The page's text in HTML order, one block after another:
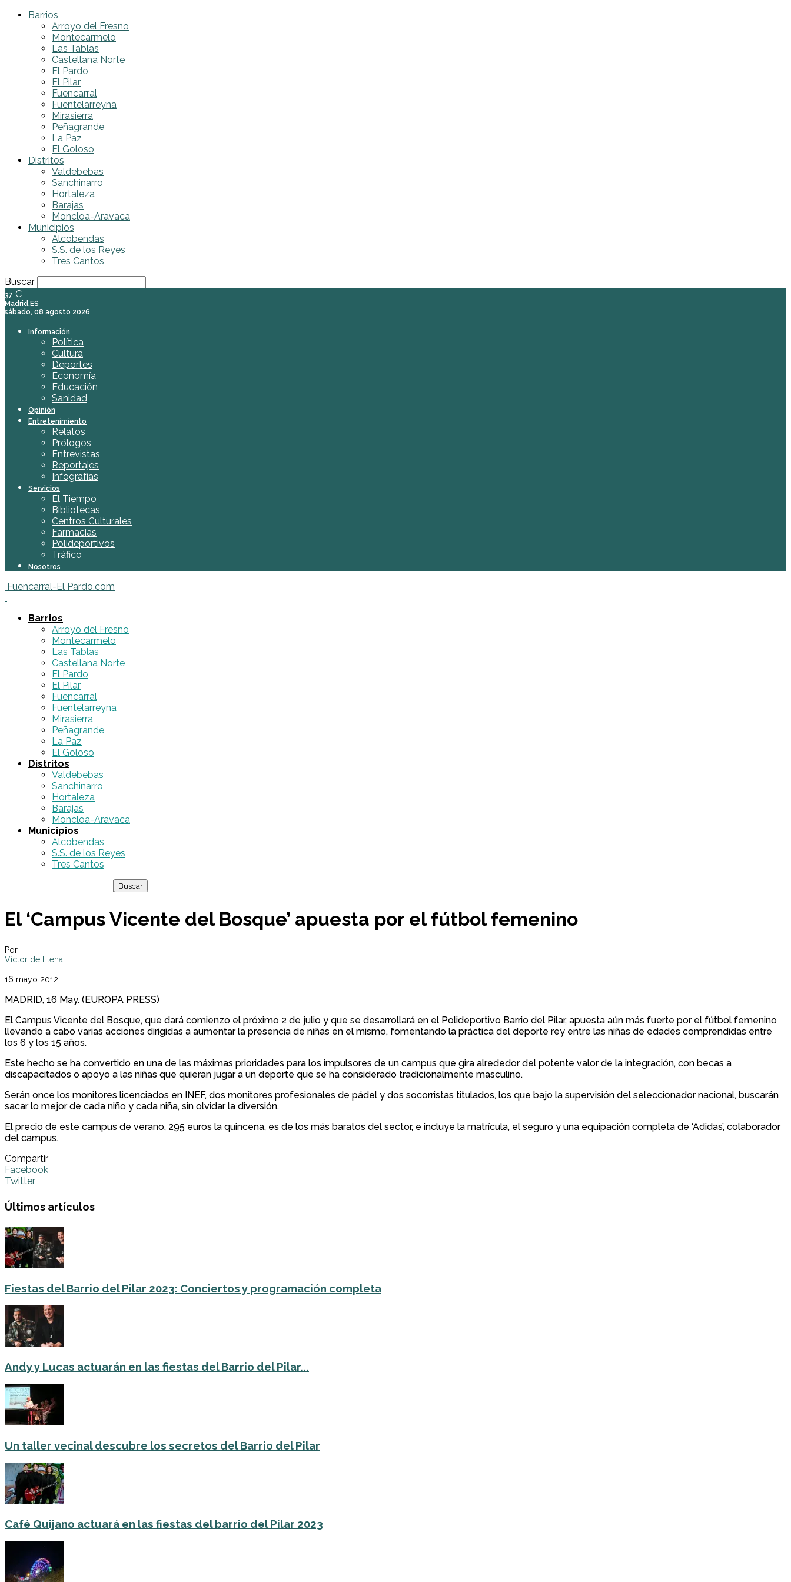
Barrios
Arroyo del Fresno
Montecarmelo
Las Tablas
Castellana Norte
El Pardo
El Pilar
Fuencarral
Fuentelarreyna
Mirasierra
Peñagrande
La Paz
El Goloso
Distritos
Valdebebas
Sanchinarro
Hortaleza
Barajas
Moncloa-Aravaca
Municipios
Alcobendas
S.S. de los Reyes
Tres Cantos
Buscar
37 C
Madrid,ES
sábado, 08 agosto 2026
Información
Política
Cultura
Deportes
Economía
Educación
Sanidad
Opinión
Entretenimiento
Relatos
Prólogos
Entrevistas
Reportajes
Infografías
Servicios
El Tiempo
Bibliotecas
Centros Culturales
Farmacias
Polideportivos
Tráfico
Nosotros
Fuencarral-El Pardo.com
Barrios
Arroyo del Fresno
Montecarmelo
Las Tablas
Castellana Norte
El Pardo
El Pilar
Fuencarral
Fuentelarreyna
Mirasierra
Peñagrande
La Paz
El Goloso
Distritos
Valdebebas
Sanchinarro
Hortaleza
Barajas
Moncloa-Aravaca
Municipios
Alcobendas
S.S. de los Reyes
Tres Cantos
El ‘Campus Vicente del Bosque’ apuesta por el fútbol femenino
Por
Víctor de Elena
-
16 mayo 2012
MADRID, 16 May. (EUROPA PRESS)
El Campus Vicente del Bosque, que dará comienzo el próximo 2 de julio y que se desarrollará en el Polideportivo Barrio del Pilar, apuesta aún más fuerte por el fútbol femenino
llevando a cabo varias acciones dirigidas a aumentar la presencia de niñas en el mismo, fomentando la práctica del deporte rey entre las niñas de edades comprendidas entre
los 6 y los 15 años.
Este hecho se ha convertido en una de las máximas prioridades para los impulsores de un campus que gira alrededor del potente valor de la integración, con becas a
discapacitados o apoyo a las niñas que quieran jugar a un deporte que se ha considerado tradicionalmente masculino.
Serán once los monitores licenciados en INEF, dos monitores profesionales de pádel y dos socorristas titulados, los que bajo la supervisión del seleccionador nacional, buscarán
sacar lo mejor de cada niño y cada niña, sin olvidar la diversión.
El precio de este campus de verano, 295 euros la quincena, es de los más baratos del sector, e incluye la matrícula, el seguro y una equipación completa de ‘Adidas’, colaborador
del campus.
Compartir
Facebook
Twitter
Últimos artículos
Fiestas del Barrio del Pilar 2023: Conciertos y programación completa
Andy y Lucas actuarán en las fiestas del Barrio del Pilar...
Un taller vecinal descubre los secretos del Barrio del Pilar
Café Quijano actuará en las fiestas del barrio del Pilar 2023